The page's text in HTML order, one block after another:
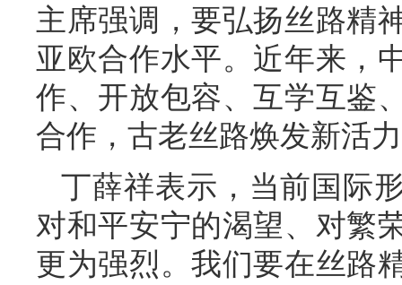
主席强调，要弘扬丝路精
亚欧合作水平。近年来，
作、开放包容、互学互鉴
合作，古老丝路焕发新活
丁薛祥表示，当前国际
对和平安宁的渴望、对繁
更为强烈。我们要在丝路